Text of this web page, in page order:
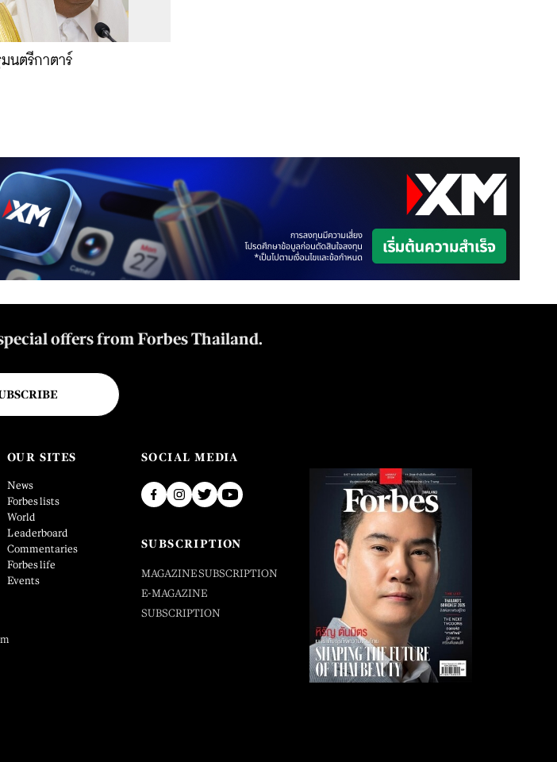
นตรีกาตาร์
offers from Forbes Thailand.
OUR SITES
News
Forbes lists
World
Leaderboard
Commentaries
Forbes life
Events
SOCIAL MEDIA
SUBSCRIPTION
MAGAZINE SUBSCRIPTION
E-MAGAZINE
SUBSCRIPTION